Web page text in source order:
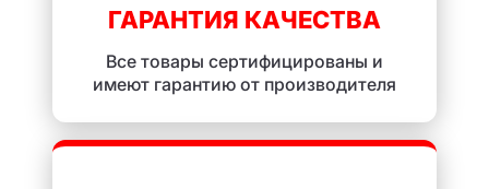
ГАРАНТИЯ КАЧЕСТВА
Все товары сертифицированы и
имеют гарантию от производителя